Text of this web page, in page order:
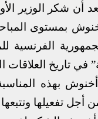
أن شكر الوزير
بمستوى
تاريخ العلاقات
بهذه
أجل تفعيلها